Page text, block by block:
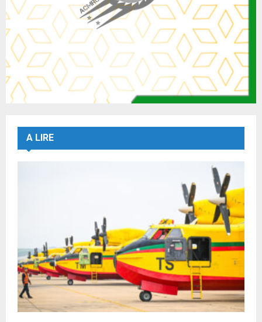
A LIRE